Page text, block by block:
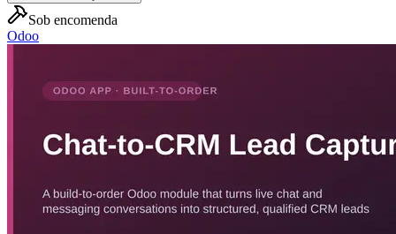
Sob encomenda
Odoo